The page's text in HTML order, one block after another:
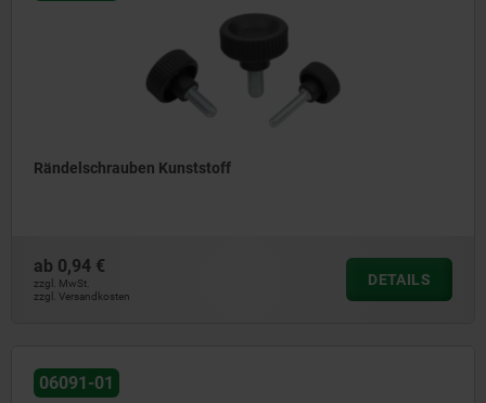
Rändelschrauben Kunststoff
ab 0,94 €
zzgl. MwSt.
zzgl. Versandkosten
DETAILS
06091-01